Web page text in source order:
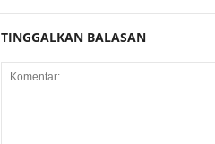
TINGGALKAN BALASAN